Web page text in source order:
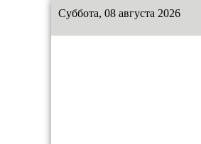
Суббота, 08 августа 2026